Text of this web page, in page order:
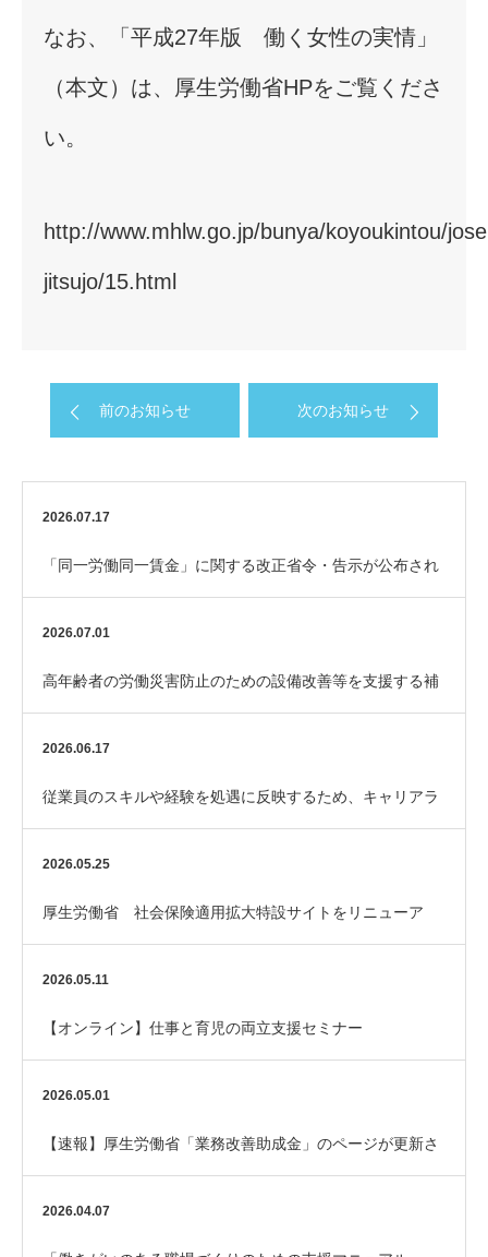
なお、「平成27年版 働く女性の実情」
（本文）は、厚生労働省HPをご覧くださ
い。
http://www.mhlw.go.jp/bunya/koyoukintou/
jitsujo/15.html
前のお知らせ 次のお知らせ
2026.07.17
「同一労働同一賃金」に関する改正省令・告示が公布され
ました
2026.07.01
高年齢者の労働災害防止のための設備改善等を支援する補
助金「エイジフレンドリー補助金」
2026.06.17
従業員のスキルや経験を処遇に反映するため、キャリアラ
ダーを整備してみませんか？
2026.05.25
厚生労働省 社会保険適用拡大特設サイトをリニューア
ル！
2026.05.11
【オンライン】仕事と育児の両立支援セミナー
2026.05.01
【速報】厚生労働省「業務改善助成金」のページが更新さ
れました
2026.04.07